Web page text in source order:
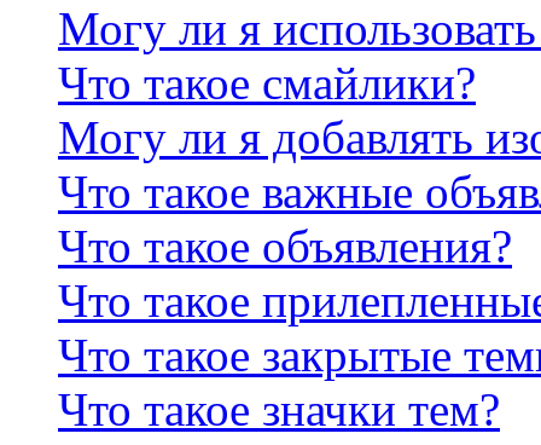
Могу ли я
Что такое смайлики?
Могу ли я добавлять
Что такое важные
Что такое объявления?
Что такое
Что такое закрытые
Что такое значки тем?